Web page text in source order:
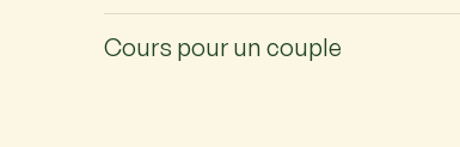
Cours pour un couple